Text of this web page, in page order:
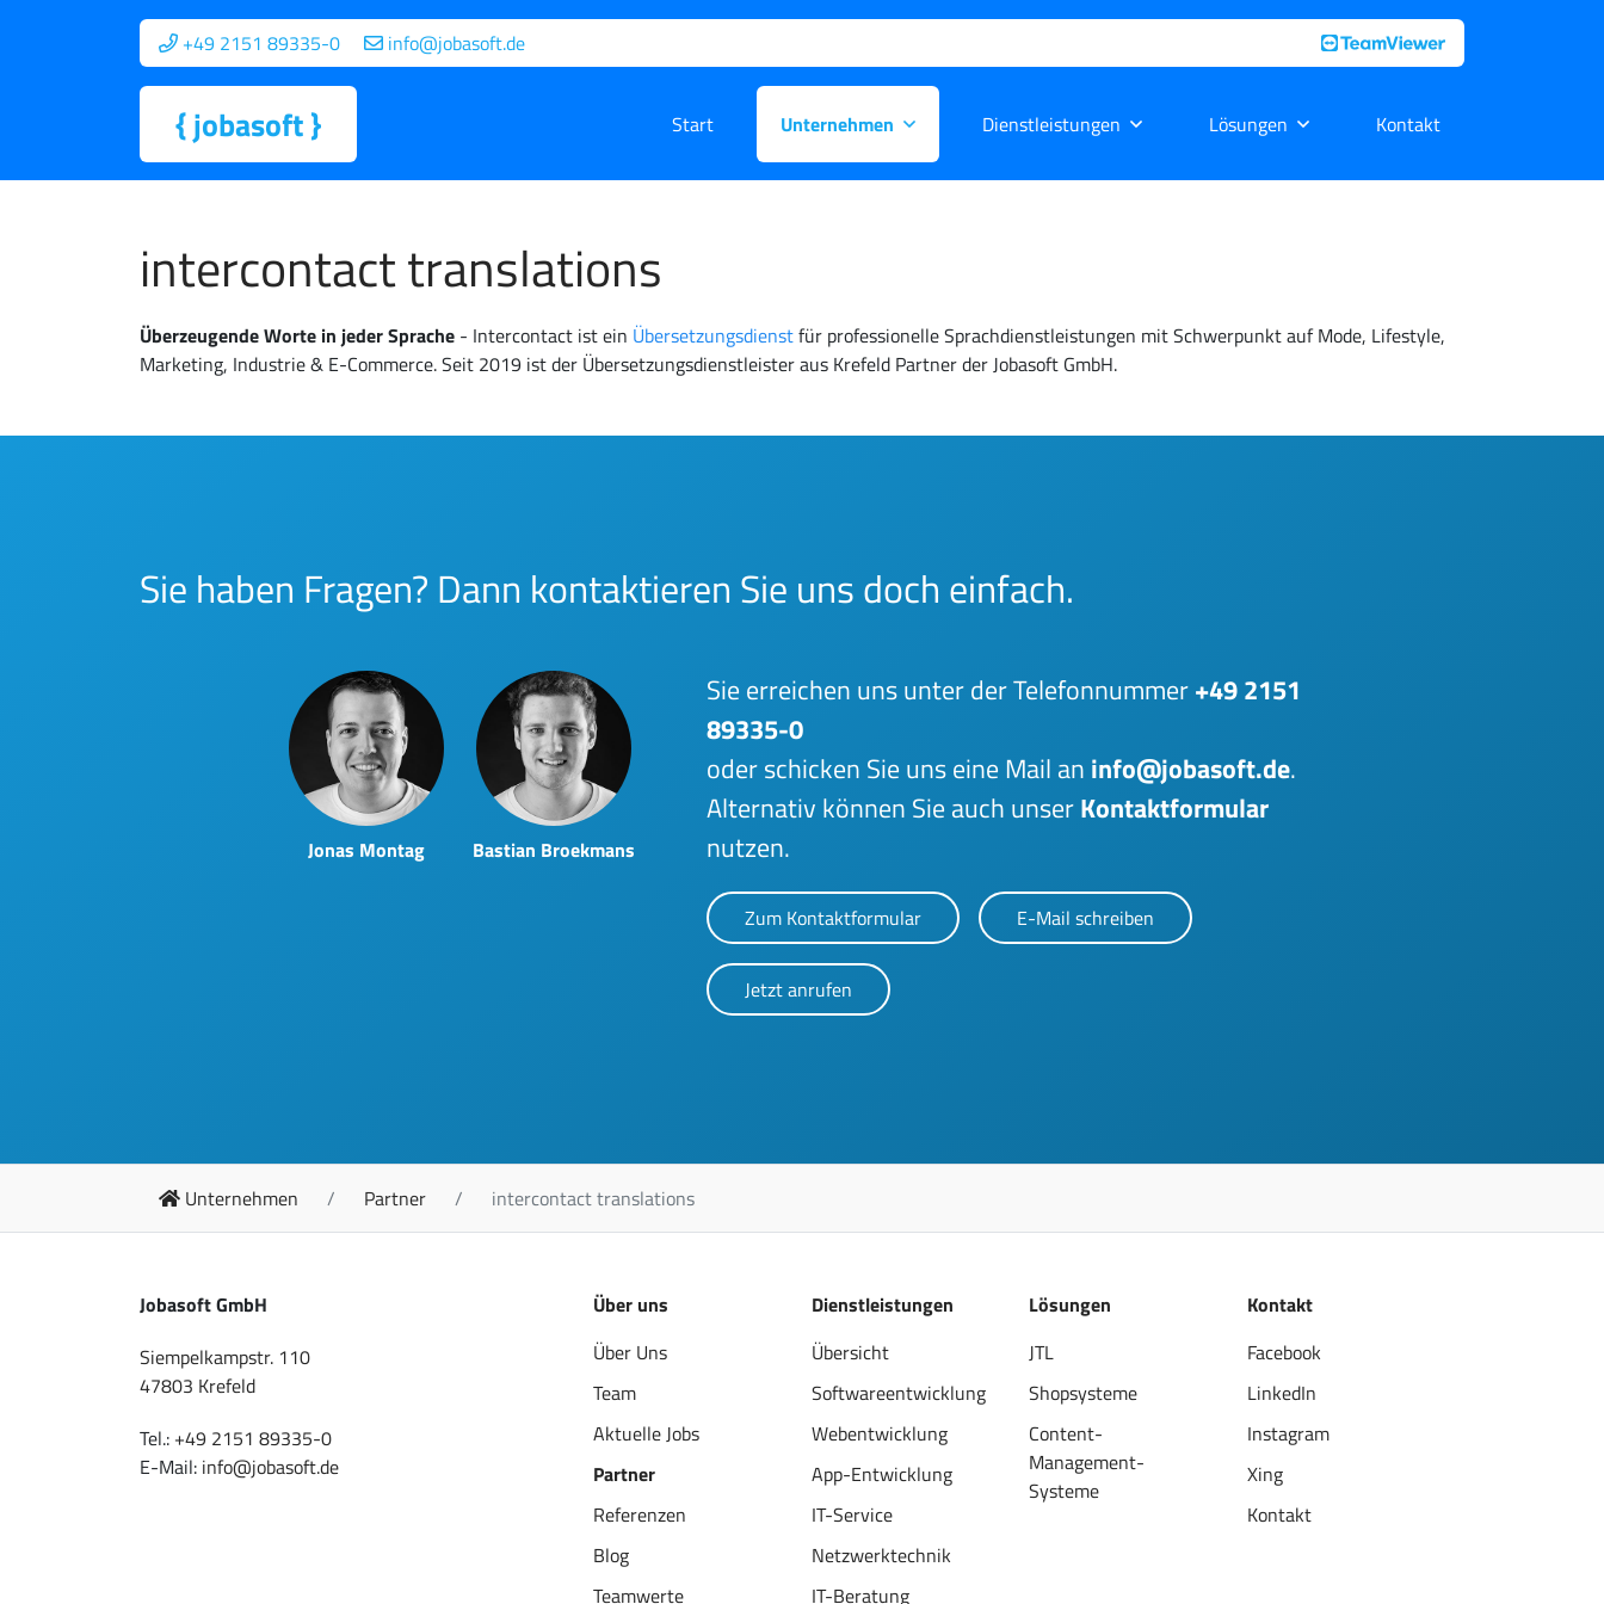
+49 2151 89335-0 info@jobasoft.de
{jobasoft} Start Unternehmen Dienstleistungen Lösungen Kontakt
intercontact translations
Überzeugende Worte in jeder Sprache - Intercontact ist ein Übersetzungsdienstfür professionelle Sprachdienstleistungen mit Schwerpunkt auf Mode, Lifestyle,
Marketing, Industrie & E-Commerce. Seit 2019 ist der Übersetzungsdienstleister aus Krefeld Partner der Jobasoft GmbH.
Sie haben Fragen? Dann kontaktieren Sie uns doch einfach.
Jonas Montag Bastian Broekmans
Sie erreichen uns unter der Telefonnummer+49 2151
89335-0
oder schicken Sie uns eine Mail an info@jobasoft.de.
Alternativ können Sie auch unserKontaktformular
nutzen.
Zum Kontaktformular E-Mail schreiben
Jetzt anrufen
Unternehmen Partner intercontact translations
Jobasoft GmbH
Siempelkampstr. 110
47803 Krefeld
Tel.: +49 2151 89335-0
E-Mail: info@jobasoft.de
Über uns
Über Uns
Team
Aktuelle Jobs
Partner
Referenzen
Blog
Teamwerte
Dienstleistungen
Übersicht
Softwareentwicklung
Webentwicklung
App-Entwicklung
IT-Service
Netzwerktechnik
IT-Beratung
Lösungen
JTL
Shopsysteme
Content-
Management-
Systeme
Kontakt
Facebook
LinkedIn
Instagram
Xing
Kontakt